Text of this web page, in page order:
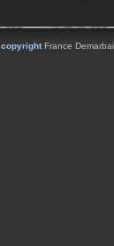
copyrightFrance